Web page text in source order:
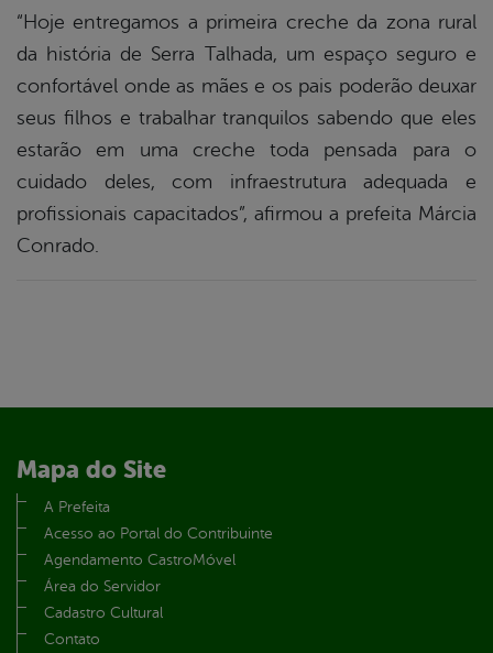
“Hoje entregamos a primeira creche da zona rural
da história de Serra Talhada, um espaço seguro e
confortável onde as mães e os pais poderão deuxar
seus filhos e trabalhar tranquilos sabendo que eles
estarão em uma creche toda pensada para o
cuidado deles, com infraestrutura adequada e
profissionais capacitados”, afirmou a prefeita Márcia
Conrado.
Mapa do Site
A Prefeita
Acesso ao Portal do Contribuinte
Agendamento CastroMóvel
Área do Servidor
Cadastro Cultural
Contato